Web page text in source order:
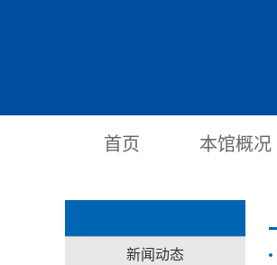
首页 本馆概况
新闻动态